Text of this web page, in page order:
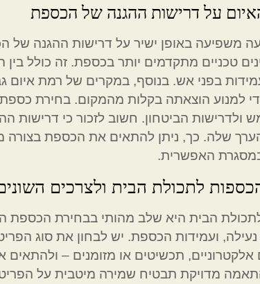
על דרישות ההגנה של הכספת
משפיעה באופן ישיר על דרישות ההגנה של
טכניים מתקדמים יותר בכספת. זה כולל
בפני אש. בנוסף, במקרים של רמת איום
למנוע הוצאתה בקלות מהמקום. בחירת
הביטחון. חשוב לזכור כי דרישות
שלה. כך, ניתן להתאים את הכספת בצורה
האפשרית.
לתכולת הבית ולצרכים
הבית היא שלב מהותי בבחירת הכספת
נעילה, ועמידות הכספת. יש לבחון את סוג
אלקטרוניים, תכשיטים או מזומנים –
מדויקת תבטיח שמירה מיטבית על